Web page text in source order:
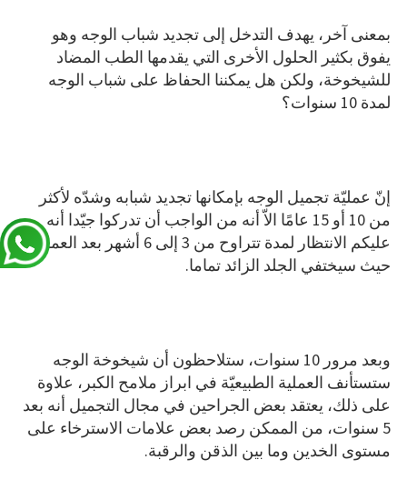
بمعنى آخر، يهدف التدخل إلى تجديد شباب الوجه وهو
يفوق بكثير الحلول الأخرى التي يقدمها الطب المضاد
للشيخوخة، ولكن هل يمكننا الحفاظ على شباب الوجه
لمدة 10 سنوات؟
إنّ عمليّة تجميل الوجه بإمكانها تجديد شبابه وشدّه لأكثر
من 10 أو 15 عامًا الاّ أنه من الواجب أن تدركوا جيّدا أنه
عليكم الانتظار لمدة تتراوح من 3 إلى 6 أشهر بعد العملية،
حيث سيختفي الجلد الزائد تماما.
وبعد مرور 10 سنوات، ستلاحظون أن شيخوخة الوجه
ستستأنف العملية الطبيعيّة في ابراز ملامح الكبر، علاوة
على ذلك، يعتقد بعض الجراحين في مجال التجميل أنه بعد
5 سنوات، من الممكن رصد بعض علامات الاسترخاء على
مستوى الخدين وما بين الذقن والرقبة.